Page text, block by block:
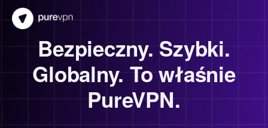
Bezpieczny. Szybki.
Globalny. To właśnie
PureVPN.